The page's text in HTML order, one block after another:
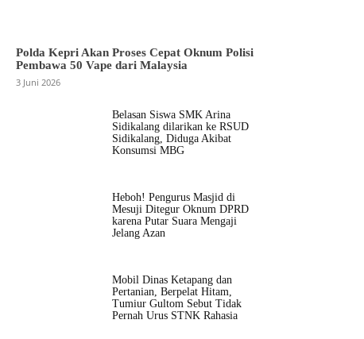
Polda Kepri Akan Proses Cepat Oknum Polisi
Pembawa 50 Vape dari Malaysia
3 Juni 2026
Belasan Siswa SMK Arina
Sidikalang dilarikan ke RSUD
Sidikalang, Diduga Akibat
Konsumsi MBG
Heboh! Pengurus Masjid di
Mesuji Ditegur Oknum DPRD
karena Putar Suara Mengaji
Jelang Azan
Mobil Dinas Ketapang dan
Pertanian, Berpelat Hitam,
Tumiur Gultom Sebut Tidak
Pernah Urus STNK Rahasia